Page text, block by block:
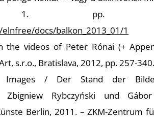
1. pp.
docs/balkon_2013_01/1
the videos of Peter Rónai (+
s.r.o., Bratislava, 2012, pp. 257-
/ Der Stand der
Zbigniew Rybczyński und
Berlin, 2011. – ZKM-Zentrum